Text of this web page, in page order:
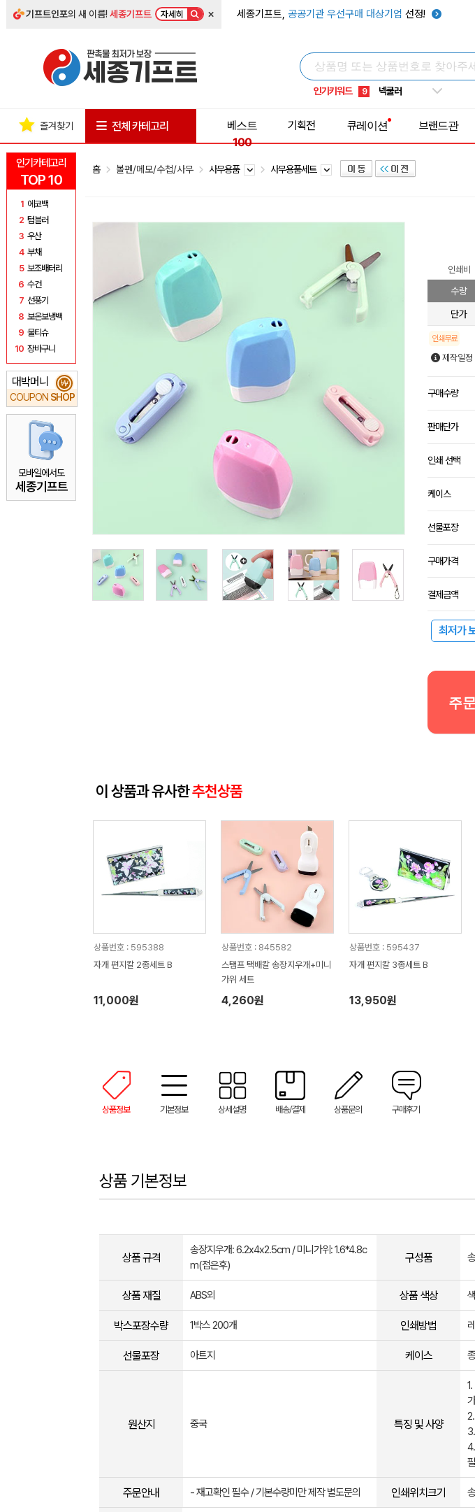
기프트인포의 새 이름!세종기프트 자세히 × 세종기프트, 공공기관 우선구매 대상기업 선정!
인기키워드
5 키캡
8 쿨토시
9 넥쿨러
1 선풍기
인기카테고리
TOP 10
1 에코백
2 텀블러
3 우산
4 부채
5 보조배터리
6 수건
7 선풍기
8 보온보냉백
9 물티슈
10 장바구니
대박머니
COUPON SHOP
₩
모바일에서도
세종기프트
즐겨찾기 전체 카테고리
베스트
100
기획전 큐레이션 브랜드관
홈 볼펜/메모/수첩/사무 사무용품 사무용품세트
인쇄비
수량
단가
인쇄무료
제작일
구매수량
판매단가
인쇄 선택
케이스
선물포장
구매가격
결제금액
최저가
주
이 상품과 유사한추천상품
상품번호 : 595388
자개 편지칼 2종세트 B
11,000원
상품번호 : 845582
스탬프 택배칼 송장지우개+미니
가위 세트
4,260원
상품번호 : 595437
자개 편지칼 3종세트 B
13,950원
상품정보 기본정보 상세설명 배송/결제 상품문의 구매후기
상품 기본정보
상품 규격
송장지우개: 6.2x4x2.5cm / 미니가위: 1.6*4.8c
m(접은후)
구성품
상품 재질 ABS외 상품 색상
박스포장수량 1박스 200개 인쇄방법
선물포장 아트지 케이스
원산지 중국 특징 및 사양
주문안내 - 재고확인 필수 / 기본수량미만 제작 별도문의 인쇄위치크기